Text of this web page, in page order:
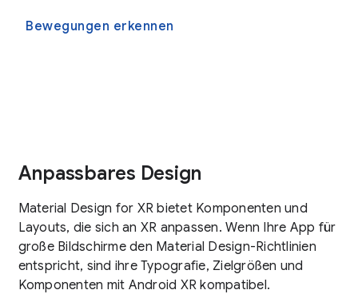
Bewegungen erkennen
Anpassbares Design
Material Design for XR bietet Komponenten und
Layouts, die sich an XR anpassen. Wenn Ihre App für
große Bildschirme den Material Design-Richtlinien
entspricht, sind ihre Typografie, Zielgrößen und
Komponenten mit Android XR kompatibel.